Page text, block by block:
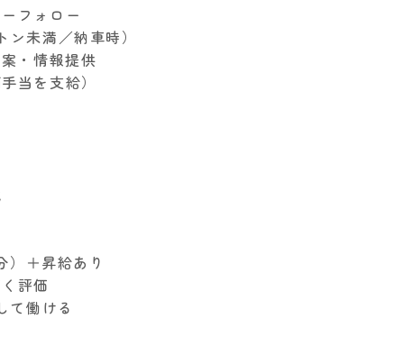
フォロー
未満／納車時）
・情報提供
当を支給）
）＋昇給あり
評価
て働ける